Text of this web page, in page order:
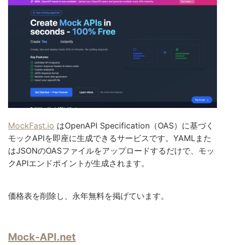
MockFast.io はOpenAPI Specification（OAS）に基づく
モックAPIを即座に生成できるサービスです。YAMLまた
はJSONのOASファイルをアップロードするだけで、モッ
クAPIエンドポイントが生成されます。
価格表を削除し、永年無料を掲げています。
Mock-API.net